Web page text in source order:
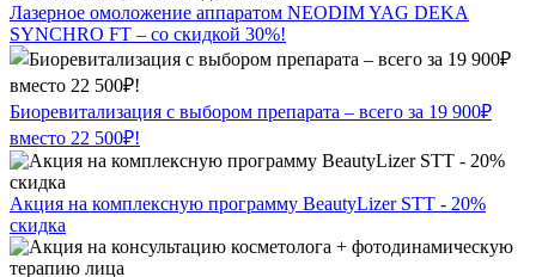
Лазерное омоложение аппаратом NEODIM YAG DEKA
SYNCHRO FT – со скидкой 30%!
Биоревитализация с выбором препарата – всего за 19 900₽
вместо 22 500₽!
Акция на комплексную программу BeautyLizer STT - 20%
скидка